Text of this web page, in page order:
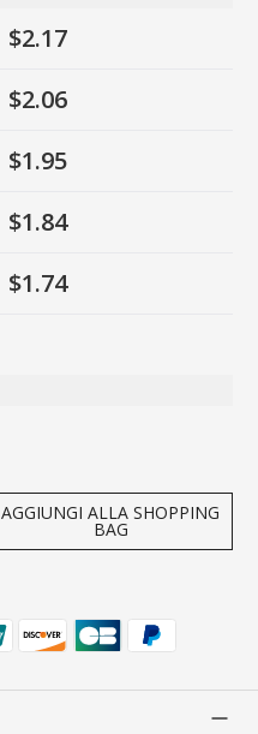
$2.17
$2.06
$1.95
$1.84
$1.74
AGGIUNGI ALLA SHOPPING
BAG